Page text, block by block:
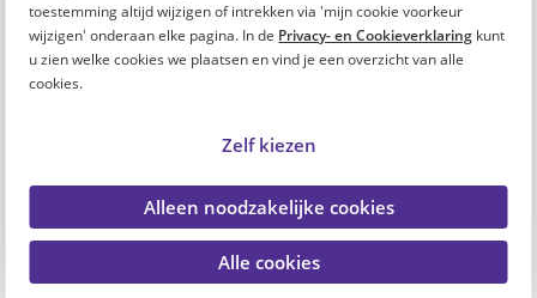
toestemming altijd wijzigen of intrekken via 'mijn cookie voorkeur
wijzigen' onderaan elke pagina. In de Privacy- en Cookieverklaring kunt
u zien welke cookies we plaatsen en vind je een overzicht van alle
cookies.
Zelf kiezen
Alleen noodzakelijke cookies
Alle cookies
Concept tekst Intranet bericht ->
Concept tekst nieuwsbrief ->
Wat vind jij van dit artikel?
of Plaats je reactie